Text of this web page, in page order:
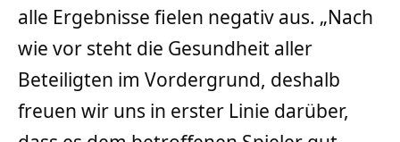
alle Ergebnisse fielen negativ aus. „Nach
wie vor steht die Gesundheit aller
Beteiligten im Vordergrund, deshalb
freuen wir uns in erster Linie darüber,